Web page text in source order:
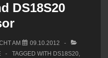
DS18S20
AM
09.10.2012
TAGGED WITH DS18S20,